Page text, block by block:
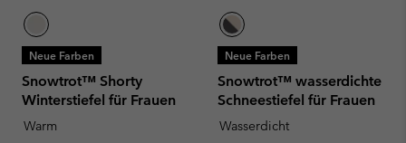
Neue Farben
Snowtrot™ Shorty
Winterstiefel für Frauen
Warm
Neue Farben
Snowtrot™ wasserdichte
Schneestiefel für Frauen
Wasserdicht